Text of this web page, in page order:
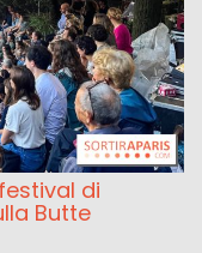
di
Butte